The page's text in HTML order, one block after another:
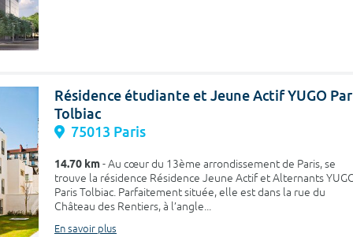
Résidence étudiante et Jeune Actif YUGO
Tolbiac
75013 Paris
14.70 km- Au cœur du 13ème arrondissement de Paris, se
trouve la résidence Résidence Jeune Actif et Alternants
Paris Tolbiac. Parfaitement située, elle est dans la rue du
Château des Rentiers, à l’angle...
En savoir plus